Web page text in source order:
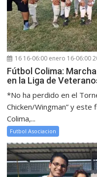
16 16-06:00 enero 16-06:00
Fútbol Colima:
en la Liga de
*No ha perdido en el
Chicken/Wingman” y este
Colima,...
Futbol Asociacion